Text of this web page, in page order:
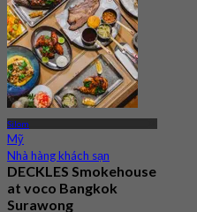
Silom
Mỹ
Nhà hàng khách sạn
DECKLES Smokehouse
at voco Bangkok
Surawong